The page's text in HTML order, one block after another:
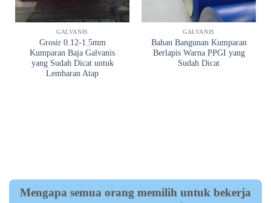
GALVANIS
Grosir 0.12-1.5mm
Kumparan Baja Galvanis
yang Sudah Dicat untuk
Lembaran Atap
GALVANIS
Bahan Bangunan Kumparan
Berlapis Warna PPGI yang
Sudah Dicat
Mengapa semua orang memilih untuk bekerja